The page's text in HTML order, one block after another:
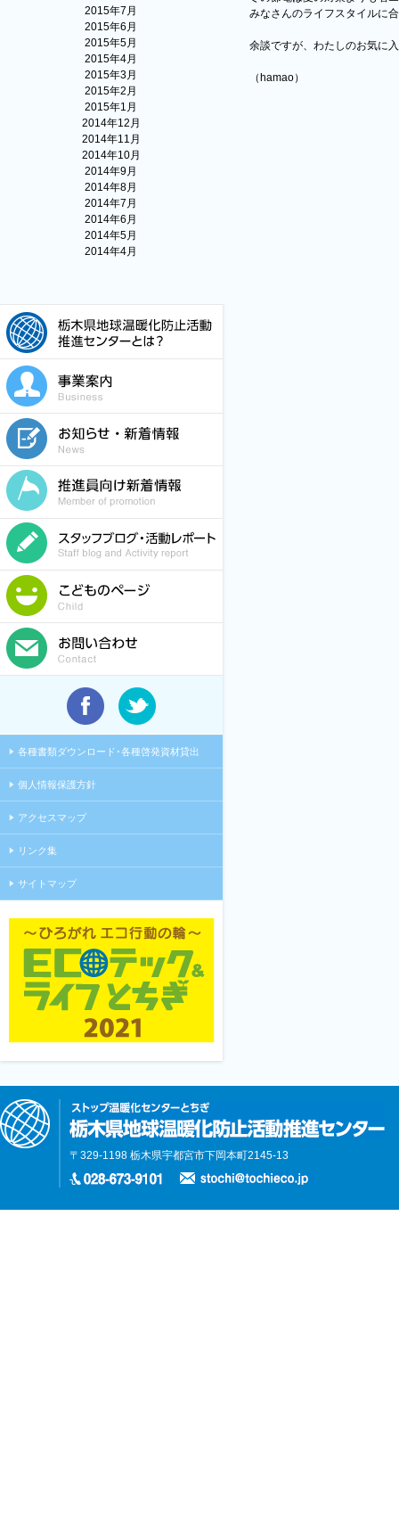
2015年7月
2015年6月
2015年5月
2015年4月
2015年3月
2015年2月
2015年1月
2014年12月
2014年11月
2014年10月
2014年9月
2014年8月
2014年7月
2014年6月
2014年5月
2014年4月
各種書類ダウンロード･各種啓発資材貸出
個人情報保護方針
アクセスマップ
リンク集
サイトマップ
みなさんのライフスタイルに
余談ですが、わたしのお気に
（hamao）
〒329-1198 栃木県宇都宮市下岡本町2145-13